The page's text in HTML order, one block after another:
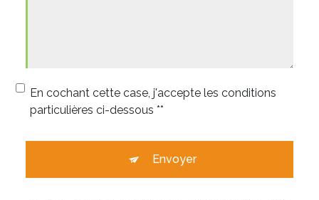
En cochant cette case, j'accepte les conditions
particulières ci-dessous **
Envoyer